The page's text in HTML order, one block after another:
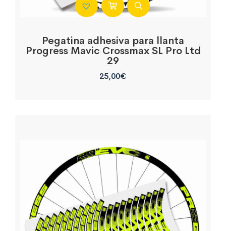
Pegatina adhesiva para llanta
Progress Mavic Crossmax SL Pro Ltd
29
25,00€